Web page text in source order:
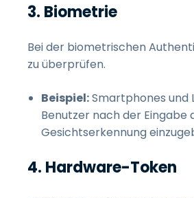
3. Biometrie
Bei der biometrischen
zu überprüfen.
Beispiel:Smartphones und
Benutzer nach der Eingabe
Gesichtserkennung
4. Hardware-Token